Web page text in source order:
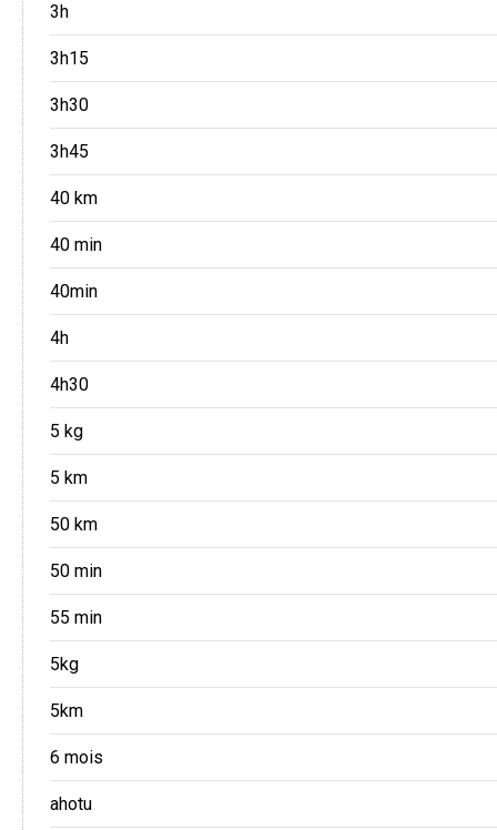
3h
3h15
3h30
3h45
40 km
40 min
40min
4h
4h30
5 kg
5 km
50 km
50 min
55 min
5kg
5km
6 mois
ahotu